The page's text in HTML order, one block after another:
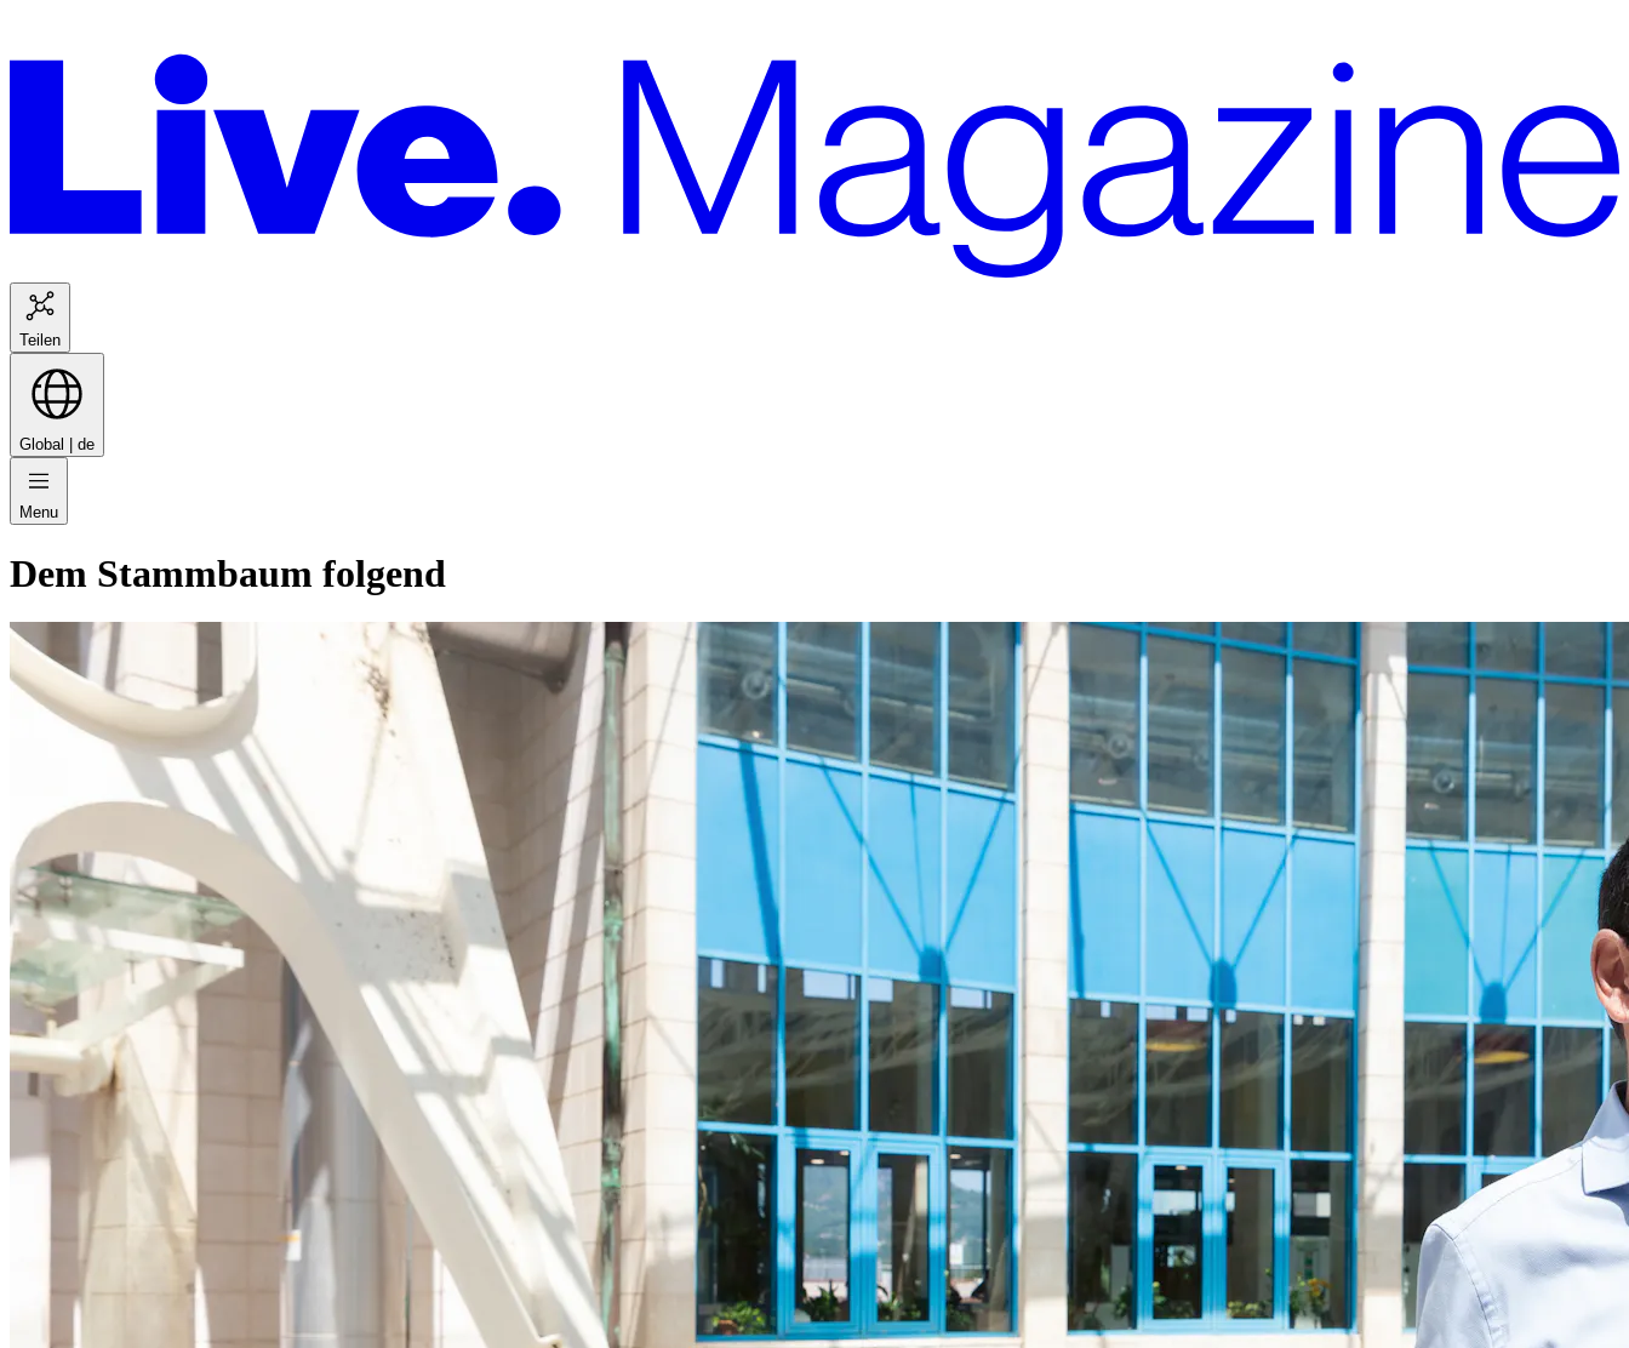
Teilen
Global | de
Menu
Dem Stammbaum folgend